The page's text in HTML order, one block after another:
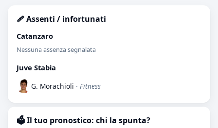
🩹 Assenti / infortunati
Catanzaro
Nessuna assenza segnalata
Juve Stabia
G. Morachioli · Fitness
🗳️ Il tuo pronostico: chi la spunta?